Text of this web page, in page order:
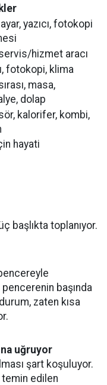
yazıcı, fotokopi
hizmet aracı
fotokopi, klima
masa,
dolap
kalorifer, kombi,
hayati
başlıkta toplanıyor.
pencerenin başında
zaten kısa
uğruyor
şart koşuluyor.
temin edilen